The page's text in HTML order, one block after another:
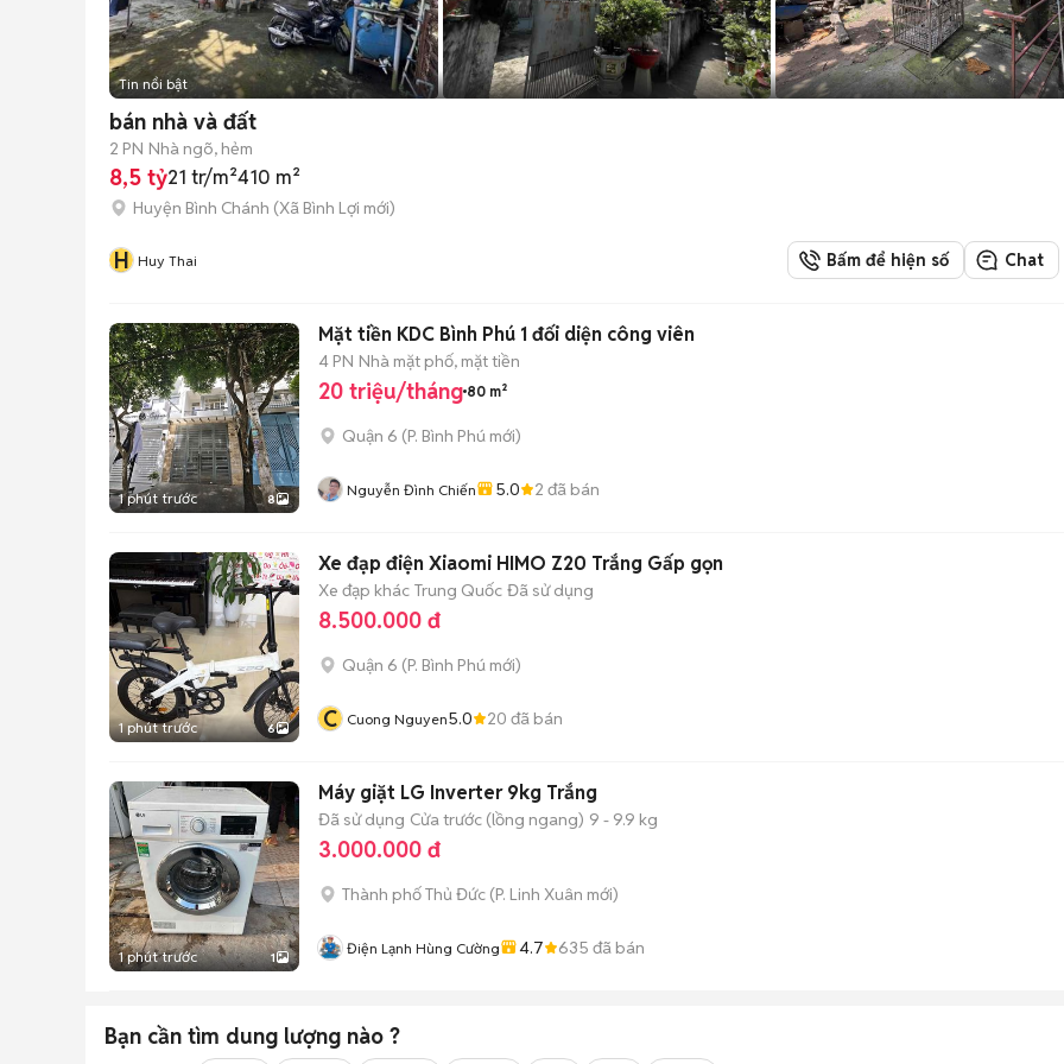
Tin nổi bật
bán nhà và đất
2 PN Nhà ngõ, hẻm
8,5 tỷ21 tr/m²410 m²
Huyện Bình Chánh (Xã Bình Lợi mới)
H Huy Thai Bấm để hiện số Chat
1 phút trước 8
Mặt tiền KDC Bình Phú 1 đối diện công viên
4 PN Nhà mặt phố, mặt tiền
20 triệu/tháng 80 m²
Quận 6 (P. Bình Phú mới)
Nguyễn Đình Chiến 5.0 2 đã bán
1 phút trước 6
Xe đạp điện Xiaomi HIMO Z20 Trắng Gấp gọn
Xe đạp khác Trung Quốc Đã sử dụng
8.500.000 đ
Quận 6 (P. Bình Phú mới)
C Cuong Nguyen5.0 20 đã bán
1 phút trước 1
Máy giặt LG Inverter 9kg Trắng
Đã sử dụng Cửa trước (lồng ngang) 9 - 9.9 kg
3.000.000 đ
Thành phố Thủ Đức (P. Linh Xuân mới)
Điện Lạnh Hùng Cường 4.7 635 đã bán
Bạn cần tìm dung lượng nào ?